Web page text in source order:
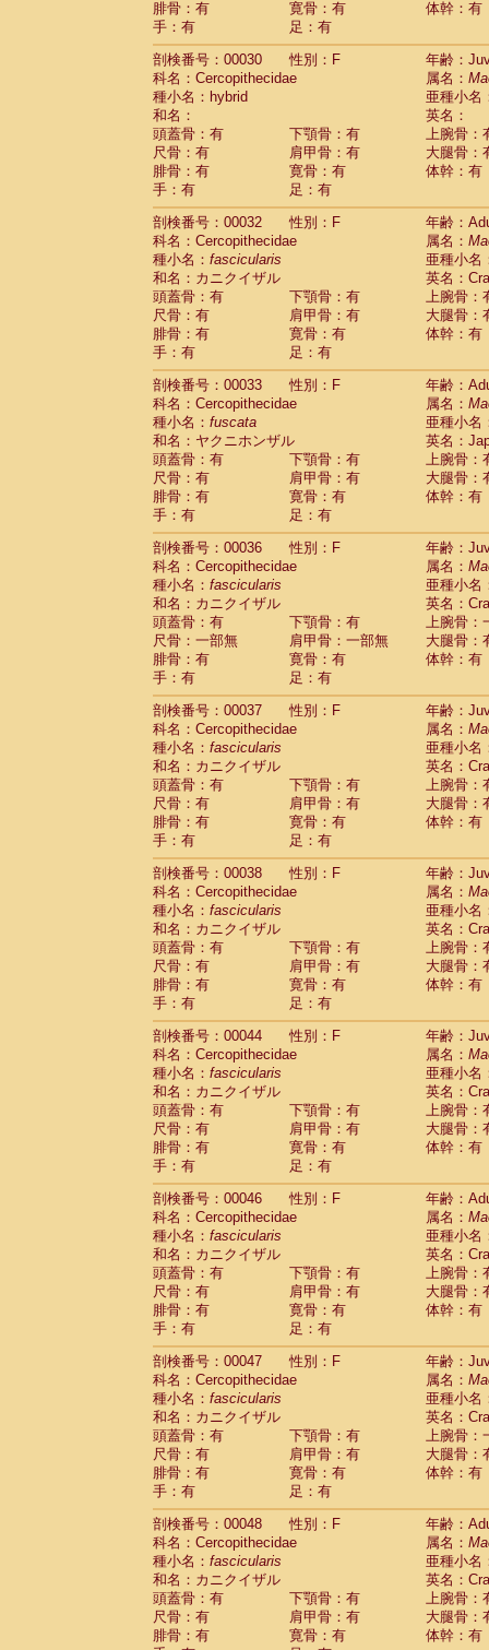
Atelidae Atelesspp.
Atelidae Lagothrix lagothricha
AtelidaeLagothrix lagothricha cana(0)
Pitheciidae
Cacajao calvus
PitheciidaeCallicebus cupreus(2)
Pitheciidae Callicebus donacophilus(0)
Pitheciidae Callicebus moloch(0)
Pitheciidae Callicebus torquatus(0)
Pitheciidae Callicebus
Pitheciidae Chiropotes satanas
Pitheciidae Pithecia monachus
Pitheciidae Pithecia pithecia (0)
Cercopithecidae Cercocebus agilis (0)
Cercopithecidae
Cercocebus
Cercopithecidae
Cercocebus
CercopithecidaeCercocebus
CercopithecidaeCercocebus
CercopithecidaeCercocebus hybrid(2)
CercopithecidaeCercocebus
CercopithecidaeLophocebus
Cercopithecidae
(1)
Cercopithecidae Papio cynocephalus
Cercopithecidae Papio hamadryas(1)
CercopithecidaePapio papio
CercopithecidaePapio
CercopithecidaeMandrillus
CercopithecidaeMandrillus sphinx
CercopithecidaeTheropithecus
CercopithecidaeMacaca arctoides(3)
Cercopithecidae Macaca assamensis
Cercopithecidae
Macaca
CercopithecidaeMacaca cyclopis (17)
CercopithecidaeMacaca fascicularis
CercopithecidaeMacaca fuscaca
CercopithecidaeMacaca fuscata
CercopithecidaeMacaca fuscata
CercopithecidaeMacaca maura(3)
Cercopithecidae Macaca mulatta(56)
Cercopithecidae Macaca nemestrina(3)
Cercopithecidae Macaca nigra(0)
CercopithecidaeMacaca radiata(27)
CercopithecidaeMacaca silenus(0)
CercopithecidaeMacaca sinica (1)
CercopithecidaeMacaca sylvanus
CercopithecidaeMacaca thibetana (0)
Cercopithecidae Macaca tonkeana (0)
Cercopithecidae hybrid(1)
Cercopithecidae (0)
CercopithecidaeAllenopithecus
CercopithecidaeCercopithecus
CercopithecidaeCercopithecus
CercopithecidaeCercopithecus
CercopithecidaeCercopithecus diana
CercopithecidaeCercopithecus
Cercopithecidae
Cercopithecus
Cercopithecidae
Cercopithecus mitis
CercopithecidaeCercopithecus mitis
CercopithecidaeCercopithecus mitis
CercopithecidaeCercopithecus mona
CercopithecidaeCercopithecus
CercopithecidaeCercopithecus
CercopithecidaeCercopithecus
Cercopithecidae
Cercopithecusspp.(0)
Cercopithecidae
Chlorocebus
CercopithecidaeChlorocebus
CercopithecidaeErythrocebus patas
CercopithecidaeMiopithecus talapoin
CercopithecidaeCercopithecinae spp.
CercopithecidaeColobus angolensis
CercopithecidaeColobus guereza (0)
Cercopithecidae Colobus polykomos
Cercopithecidae Piliocolobus badius
Cercopithecidae Kasi senex vetulus(1)
CercopithecidaeKasi senex
CercopithecidaeNasalis larvatus(0)
CercopithecidaePresbytes
CercopithecidaePygathrix nemaeus
CercopithecidaeSemnopithecus
Cercopithecidae
Trachypithecus
Cercopithecidae
Trachypithecus
Cercopithecidae
Trachypithecus
CercopithecidaeTrachypithecus
CercopithecidaeColobinae spp.(0)
CercopithecidaePresbytesinaespp.(0)
腓骨：有
寛骨：有
体幹：有
手：有
足：有
剖検番号：00030
性別：F
年齢：
科名：Cercopithecidae
属名：
種小名：hybrid
亜種小名
和名：
英名：
頭蓋骨：有
下顎骨：有
上腕骨：
尺骨：有
肩甲骨：有
大腿骨：
腓骨：有
寛骨：有
体幹：有
手：有
足：有
剖検番号：00032
性別：F
年齢：
科名：Cercopithecidae
属名：
種小名： fascicularis
亜種小名
和名：カニクイザル
英名：
頭蓋骨：有
下顎骨：有
上腕骨：
尺骨：有
肩甲骨：有
大腿骨：
腓骨：有
寛骨：有
体幹：有
手：有
足：有
剖検番号：00033
性別：F
年齢：
科名：Cercopithecidae
属名：
種小名： fuscata
亜種小名
和名：ヤクニホンザル
英名：
頭蓋骨：有
下顎骨：有
上腕骨：
尺骨：有
肩甲骨：有
大腿骨：
腓骨：有
寛骨：有
体幹：有
手：有
足：有
剖検番号：00036
性別：F
年齢：
科名：Cercopithecidae
属名：
種小名： fascicularis
亜種小名
和名：カニクイザル
英名：
頭蓋骨：有
下顎骨：有
上腕骨：
尺骨：一部無
肩甲骨：一部無
大腿骨：
腓骨：有
寛骨：有
体幹：有
手：有
足：有
剖検番号：00037
性別：F
年齢：
科名：Cercopithecidae
属名：
種小名： fascicularis
亜種小名
和名：カニクイザル
英名：
頭蓋骨：有
下顎骨：有
上腕骨：
尺骨：有
肩甲骨：有
大腿骨：
腓骨：有
寛骨：有
体幹：有
手：有
足：有
剖検番号：00038
性別：F
年齢：
科名：Cercopithecidae
属名：
種小名： fascicularis
亜種小名
和名：カニクイザル
英名：
頭蓋骨：有
下顎骨：有
上腕骨：
尺骨：有
肩甲骨：有
大腿骨：
腓骨：有
寛骨：有
体幹：有
手：有
足：有
剖検番号：00044
性別：F
年齢：
科名：Cercopithecidae
属名：
種小名： fascicularis
亜種小名
和名：カニクイザル
英名：
頭蓋骨：有
下顎骨：有
上腕骨：
尺骨：有
肩甲骨：有
大腿骨：
腓骨：有
寛骨：有
体幹：有
手：有
足：有
剖検番号：00046
性別：F
年齢：
科名：Cercopithecidae
属名：
種小名： fascicularis
亜種小名
和名：カニクイザル
英名：
頭蓋骨：有
下顎骨：有
上腕骨：
尺骨：有
肩甲骨：有
大腿骨：
腓骨：有
寛骨：有
体幹：有
手：有
足：有
剖検番号：00047
性別：F
年齢：
科名：Cercopithecidae
属名：
種小名： fascicularis
亜種小名
和名：カニクイザル
英名：
頭蓋骨：有
下顎骨：有
上腕骨：
尺骨：有
肩甲骨：有
大腿骨：
腓骨：有
寛骨：有
体幹：有
手：有
足：有
剖検番号：00048
性別：F
年齢：
科名：Cercopithecidae
属名：
種小名： fascicularis
亜種小名
和名：カニクイザル
英名：
頭蓋骨：有
下顎骨：有
上腕骨：
尺骨：有
肩甲骨：有
大腿骨：
腓骨：有
寛骨：有
体幹：有